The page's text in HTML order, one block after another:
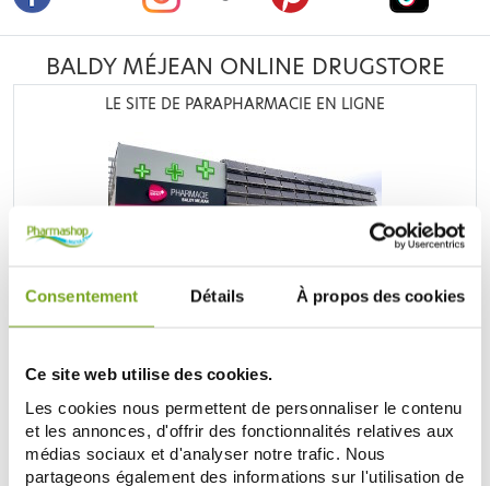
Consentement Détails À propos des cookies
Ce site web utilise des cookies.
Les cookies nous permettent de personnaliser le contenu
et les annonces, d'offrir des fonctionnalités relatives aux
médias sociaux et d'analyser notre trafic. Nous
partageons également des informations sur l'utilisation de
BALDY MÉJEAN ONLINE DRUGSTORE
LE SITE DE PARAPHARMACIE EN LIGNE
20 000 références
nombreuses offres et promotions ainsi que toutes vos
marques préférées,
Lancaster, IT cosmetics ... Bénéficiez de nos promotions et
soyez à l'affût de nos nouveautés sur les produits de la
parapharmacie, les produits de beauté, les produits bio...
DISCOVER THE PARAPHARMACY